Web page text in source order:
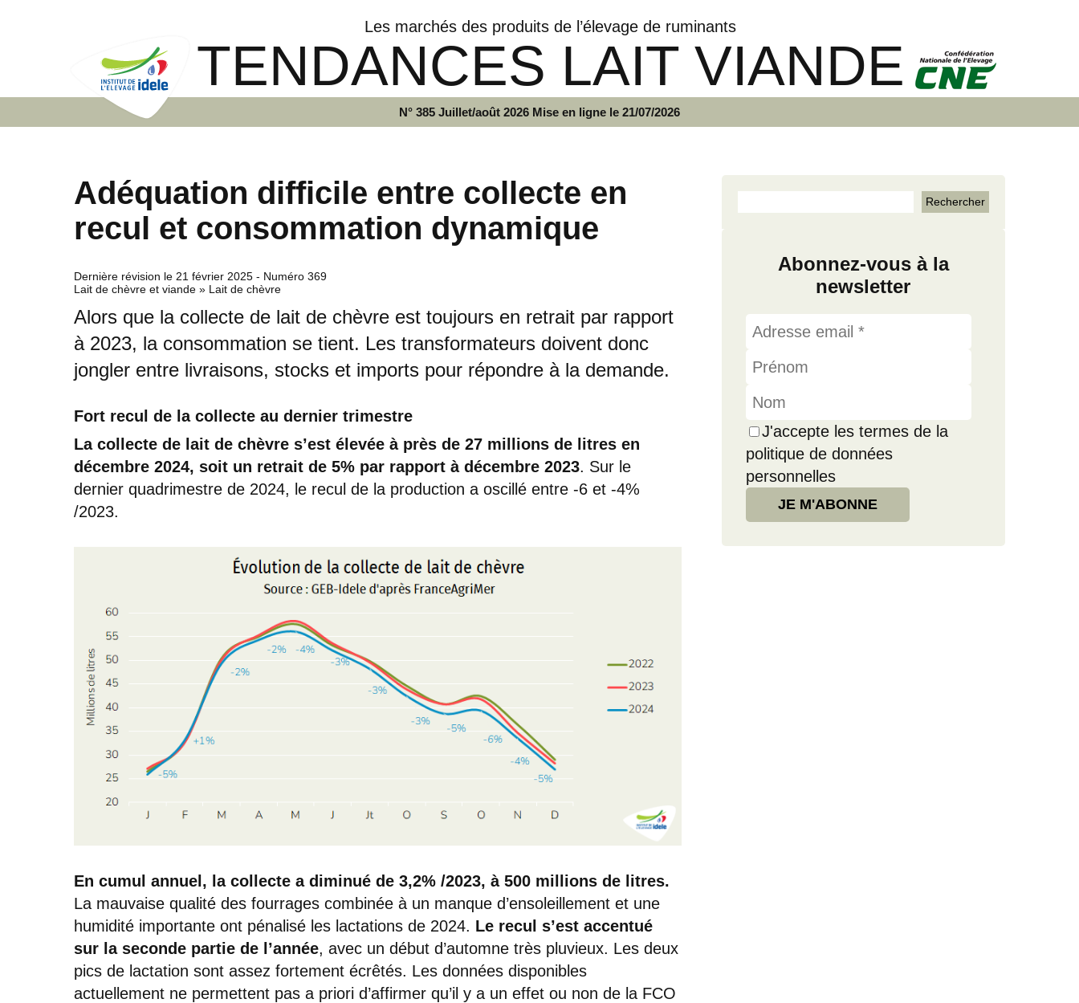
Les marchés des produits de l’élevage de ruminants
TENDANCES LAIT VIANDE
N° 385 Juillet/août 2026 Mise en ligne le 21/07/2026
Adéquation difficile entre collecte en
recul et consommation dynamique
Dernière révision le 21 février 2025 - Numéro 369
Lait de chèvre et viande » Lait de chèvre
Alors que la collecte de lait de chèvre est toujours en retrait par rapport
à 2023, la consommation se tient. Les transformateurs doivent donc
jongler entre livraisons, stocks et imports pour répondre à la demande.
Fort recul de la collecte au dernier trimestre
La collecte de lait de chèvre s’est élevée à près de 27 millions de litres en
décembre 2024, soit un retrait de 5% par rapport à décembre 2023. Sur le
dernier quadrimestre de 2024, le recul de la production a oscillé entre -6 et -4%
/2023.
En cumul annuel, la collecte a diminué de 3,2% /2023, à 500 millions de litres.
La mauvaise qualité des fourrages combinée à un manque d’ensoleillement et une
humidité importante ont pénalisé les lactations de 2024. Le recul s’est accentué
sur la seconde partie de l’année, avec un début d’automne très pluvieux. Les deux
pics de lactation sont assez fortement écrêtés. Les données disponibles
actuellement ne permettent pas a priori d’affirmer qu’il y a un effet ou non de la FCO
Abonnez-vous à la
newsletter
J'accepte les termes de la
politique de données
personnelles